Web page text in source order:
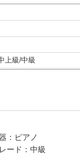
上級/中級
：ピアノ
ード：中級